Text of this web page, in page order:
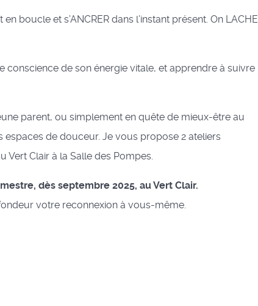
boucle et s’ANCRER dans l’instant présent. On LACHE
conscience de son énergie vitale, et apprendre à suivre
parent, ou simplement en quête de mieux-être au
de douceur. Je vous propose 2 ateliers
Vert Clair à la Salle des Pompes.
dès septembre 2025, au Vert Clair.
votre reconnexion à vous-même.